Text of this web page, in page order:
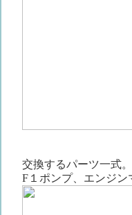
交換するパーツ一式。
F１ポンプ、エンジ